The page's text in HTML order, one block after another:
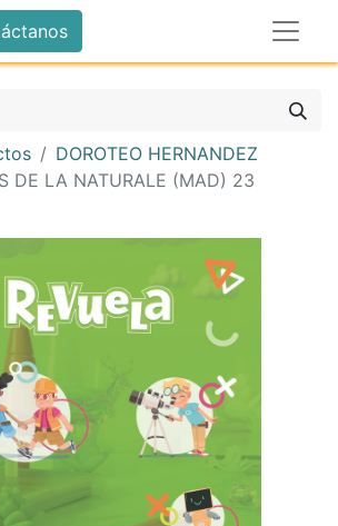
DOROTEO HERNANDEZ
DE LA NATURALE (MAD) 23